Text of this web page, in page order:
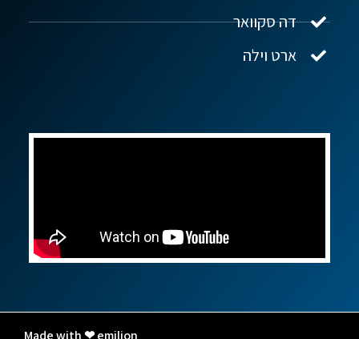
דה סקוואר
ארט וילה
Made with ❤ emilion